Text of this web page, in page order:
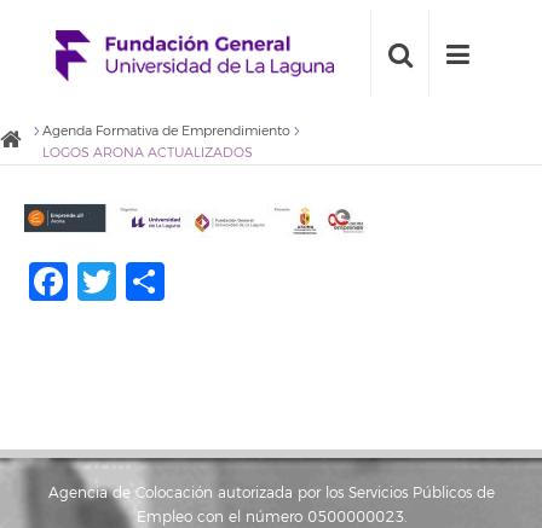
Agenda Formativa de Emprendimiento
LOGOS ARONA ACTUALIZADOS
Facebook
Twitter
Agencia de Colocación autorizada por los Servicios Públicos de
Empleo con el número 0500000023.